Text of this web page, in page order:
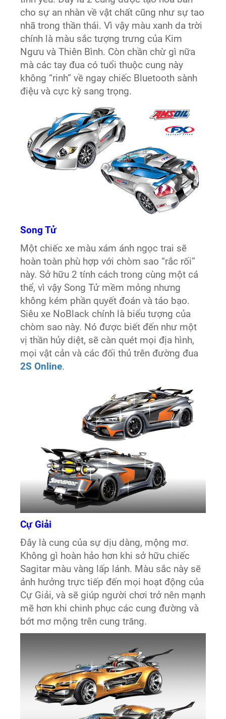
cho sự an nhàn về vật chất cũng như sự tao
nhã trong thần thái. Vì vậy màu xanh da trời
chính là màu sắc tượng trưng của Kim
Ngưu và Thiên Bình. Còn chần chừ gì nữa
mà các tay đua có tuổi thuộc cung này
không “rinh” về ngay chiếc Bluetooth sành
điệu và cực kỳ sang trọng.
Song Tử
Một chiếc xe màu xám ánh ngọc trai sẽ
hoàn toàn phù hợp với chòm sao “rắc rối”
này. Sở hữu 2 tính cách trong cùng một cá
thể, vì vậy Song Tử mềm mỏng nhưng
không kém phần quyết đoán và táo bạo.
Siêu xe NoBlack chính là biểu tượng của
chòm sao này. Nó được biết đến như một
vị thần hủy diệt, sẽ càn quét mọi địa hình,
mọi vật cản và các đối thủ trên đường đua
2S Online.
Cự Giải
Đây là cung của sự dịu dàng, mộng mơ.
Không gì hoàn hảo hơn khi sở hữu chiếc
Sagitar màu vàng lấp lánh. Màu sắc này sẽ
ảnh hưởng trực tiếp đến mọi hoạt động của
Cự Giải, và sẽ giúp người chơi trở nên mạnh
mẽ hơn khi chinh phục các cung đường và
bớt mơ mộng trên cung trăng.